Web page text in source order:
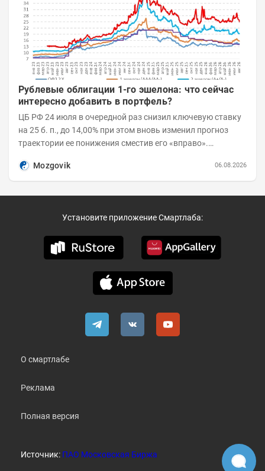
Рублевые облигации 1-го эшелона: что сейчас
интересно добавить в портфель?
ЦБ РФ 24 июля в очередной раз снизил ключевую ставку
на 25 б. п., до 14,00% при этом вновь изменил прогноз
траектории ее понижения сместив его «вправо».
Mozgovik
06.08.2026
Установите приложение Смартлаба:
О смартлабе
Реклама
Полная версия
Источник: ПАО Московская Биржа